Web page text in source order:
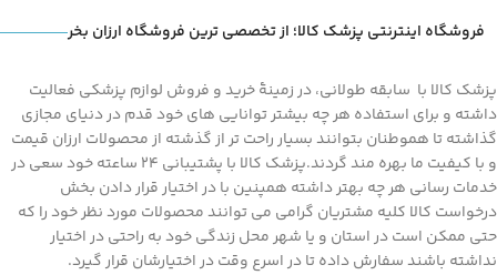
فروشگاه اینترنتی پزشک کالا؛ از تخصصی ترین فروشگاه ارزان بخر
پزشک کالا با سابقه طولانی، در زمینۀ خرید و فروش لوازم پزشکی فعالیت
داشته و برای استفاده هر چه بیشتر توانایی های خود قدم در دنیای مجازی
گذاشته تا هموطنان بتوانند بسیار راحت تر از گذشته از محصولات ارزان قیمت
و با کیفیت ما بهره مند گردند.پزشک کالا با پشتیبانی 24 ساعته خود سعی در
خدمات رسانی هر چه بهتر داشته همپنین با در اختیار قرار دادن بخش
درخواست کالا کلیه مشتریان گرامی می توانند محصولات مورد نظر خود را که
حتی ممکن است در استان و یا شهر محل زندگی خود به راحتی در اختیار
نداشته باشند سفارش داده تا در اسرع وقت در اختیارشان قرار گیرد.